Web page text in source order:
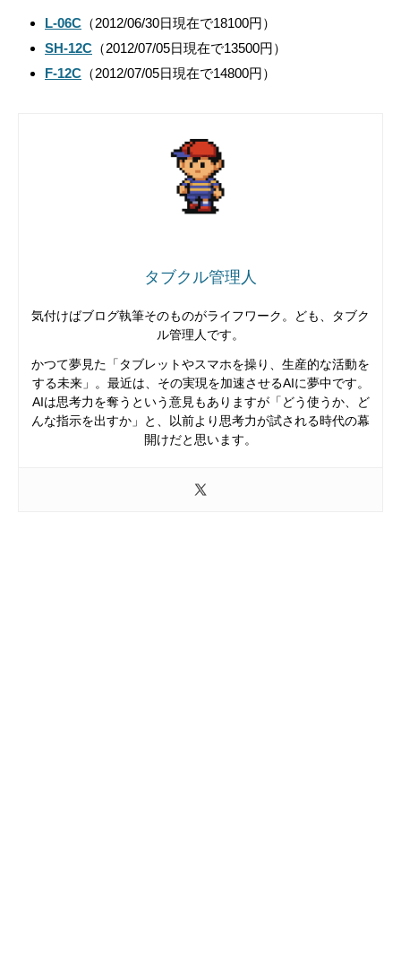
L-06C （2012/06/30日現在で18100円）
SH-12C （2012/07/05日現在で13500円）
F-12C （2012/07/05日現在で14800円）
タブクル管理人
気付けばブログ執筆そのものがライフワーク。ども、タブク
ル管理人です。
かつて夢見た「タブレットやスマホを操り、生産的な活動を
する未来」。最近は、その実現を加速させるAIに夢中です。
AIは思考力を奪うという意見もありますが「どう使うか、ど
んな指示を出すか」と、以前より思考力が試される時代の幕
開けだと思います。